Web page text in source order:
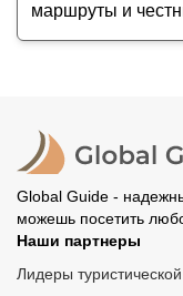
маршруты и
Global Guide -
можешь посетить
Наши партнеры
Лидеры